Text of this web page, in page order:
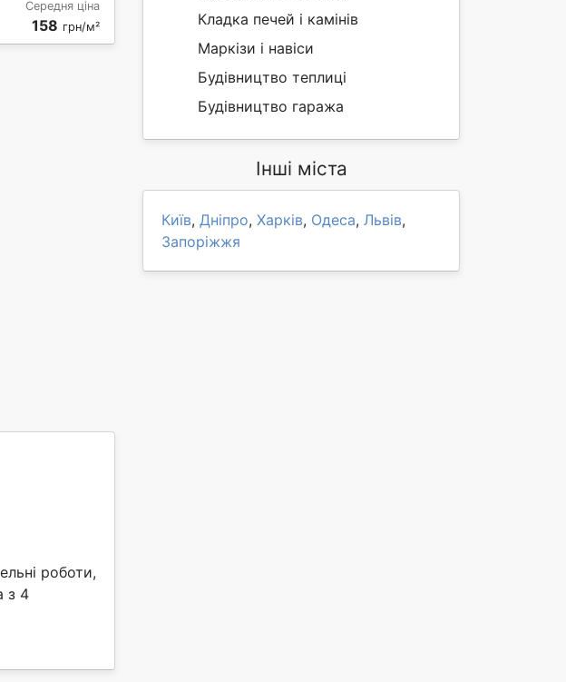
Середня ціна
158 грн/м²
роботи,
з 4
Кладка печей і камінів
Маркізи і навіси
Будівництво теплиці
Будівництво гаража
Інші міста
Київ, Дніпро, Харків, Одеса, Львів,
Запоріжжя